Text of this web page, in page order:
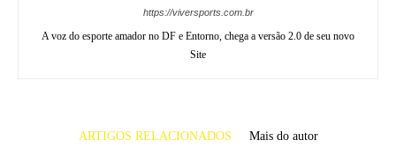
https://viversports.com.br
A voz do esporte amador no DF e Entorno, chega a versão 2.0 de seu novo
Site
ARTIGOS RELACIONADOS Mais do autor